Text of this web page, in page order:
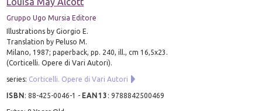
Gruppo Ugo Mursia Editore
Illustrations by Giorgio E.
Translation by Peluso M.
Milano, 1987; paperback, pp. 240, ill., cm 16,5x23.
(Corticelli. Opere di Vari Autori).
series: Corticelli. Opere di Vari Autori
ISBN:88-425-0046-1 - EAN13 :9788842500469